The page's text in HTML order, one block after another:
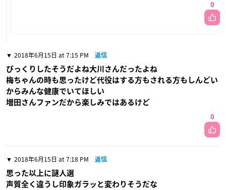
0
2018年6月15日 at 7:15 PM 返信
びっくりしたそうだよね大川さんだったよね
梅ちゃんの時も思ったけど代役はする方もされる方もしんどい
からみんな健康でいてほしい
増田さんファンだから楽しみではあるけど
0
2018年6月15日 at 7:18 PM 返信
思った以上に謎人選
声質全く違うし印象ガラッと変わりそうだな